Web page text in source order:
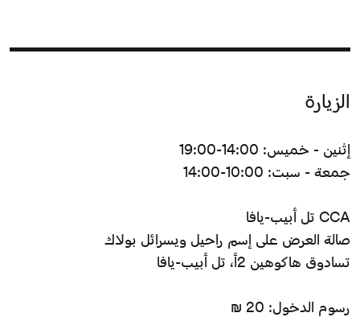
الزيارة
إثنين - خميس: 14:00-19:00
جمعة - سبت: 10:00-14:00
CCA تل أبيب-يافا
صالة العرض على إسم راحيل ويسرائل بولاك
تسادوق هاكوهين 2أ، تل أبيب-يافا
رسوم الدخول: 20 ₪